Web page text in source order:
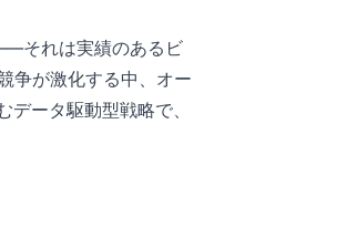
それは実績のあるビ
争が激化する中、オー
ータ駆動型戦略で、